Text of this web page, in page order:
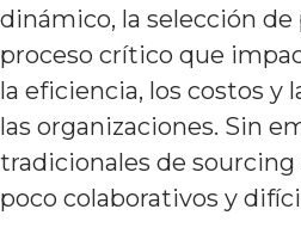
dinámico, la selección de
proceso crítico que
la eficiencia, los costos
las organizaciones. Sin
tradicionales de sourcing
poco colaborativos y